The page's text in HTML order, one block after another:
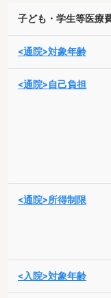
子ども・学生等医療
<通院>対象年齢
<通院>自己負担
<通院>所得制限
<入院>対象年齢